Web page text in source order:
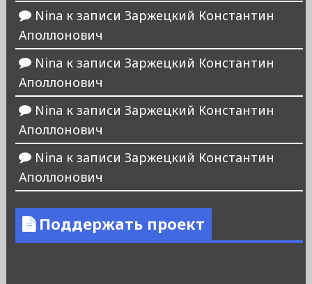
Nina к записи Заржецкий Константин
Аполлонович
Nina к записи Заржецкий Константин
Аполлонович
Nina к записи Заржецкий Константин
Аполлонович
Nina к записи Заржецкий Константин
Аполлонович
Поддержать проект